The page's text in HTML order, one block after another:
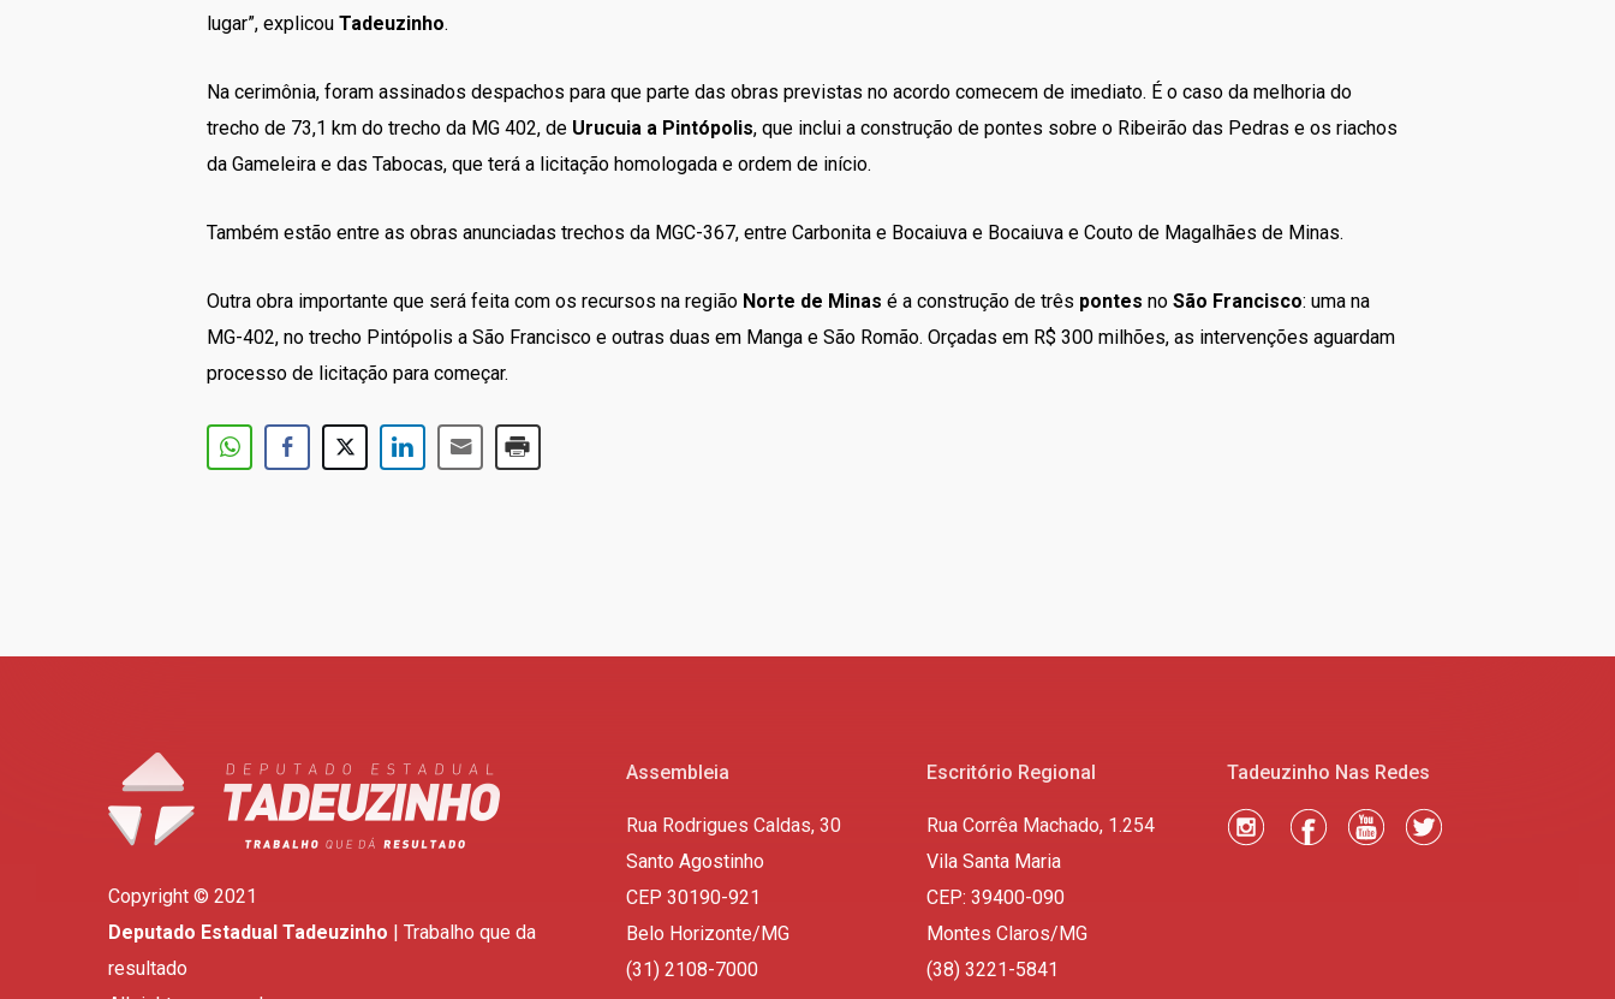
lugar”, explicou Tadeuzinho.
Na cerimônia, foram assinados despachos para que parte das obras previstas no acordo comecem de imediato. É o caso da melhoria do
trecho de 73,1 km do trecho da MG 402, de Urucuia a Pintópolis, que inclui a construção de pontes sobre o Ribeirão das Pedras e os riachos
da Gameleira e das Tabocas, que terá a licitação homologada e ordem de início.
Também estão entre as obras anunciadas trechos da MGC-367, entre Carbonita e Bocaiuva e Bocaiuva e Couto de Magalhães de Minas.
Outra obra importante que será feita com os recursos na região Norte de Minas é a construção de três pontes no São Francisco: uma na
MG-402, no trecho Pintópolis a São Francisco e outras duas em Manga e São Romão. Orçadas em R$ 300 milhões, as intervenções aguardam
processo de licitação para começar.
Copyright © 2021
Deputado Estadual Tadeuzinho | Trabalho que da
resultado
Assembleia
Rua Rodrigues Caldas, 30
Santo Agostinho
CEP 30190-921
Belo Horizonte/MG
(31) 2108-7000
Escritório Regional
Rua Corrêa Machado, 1.254
Vila Santa Maria
CEP: 39400-090
Montes Claros/MG
(38) 3221-5841
Tadeuzinho Nas Redes